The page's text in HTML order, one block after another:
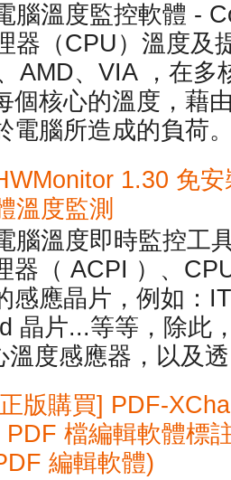
腦溫度監控軟體 -
器（CPU）溫度及
AMD、VIA ，在多
個核心的溫度，藉
電腦所造成的負荷
1.30 免
溫度監測
腦溫度即時監控工
器（ ACPI ）、
感應晶片，例如：
晶片...等等，除此
溫度感應器，以及
版購買] PDF-
PDF 檔編輯軟體標
編輯軟體)